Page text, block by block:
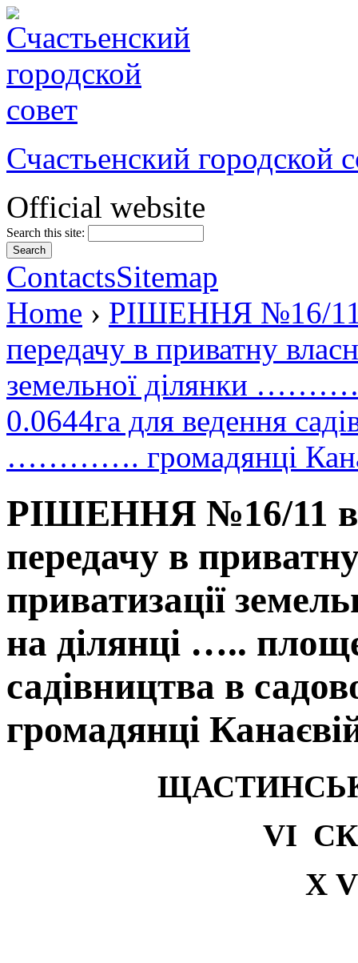
Счастьенский городской
Official website
Search this site:
ContactsSitemap
Home › РІШЕННЯ №16/11
передачу в приватну
земельної ділянки
0.0644га для ведення
…………. громадянці
РІШЕННЯ №16/11
передачу в
приватизації
на ділянці …..
садівництва в
громадянці
VІ
Х V